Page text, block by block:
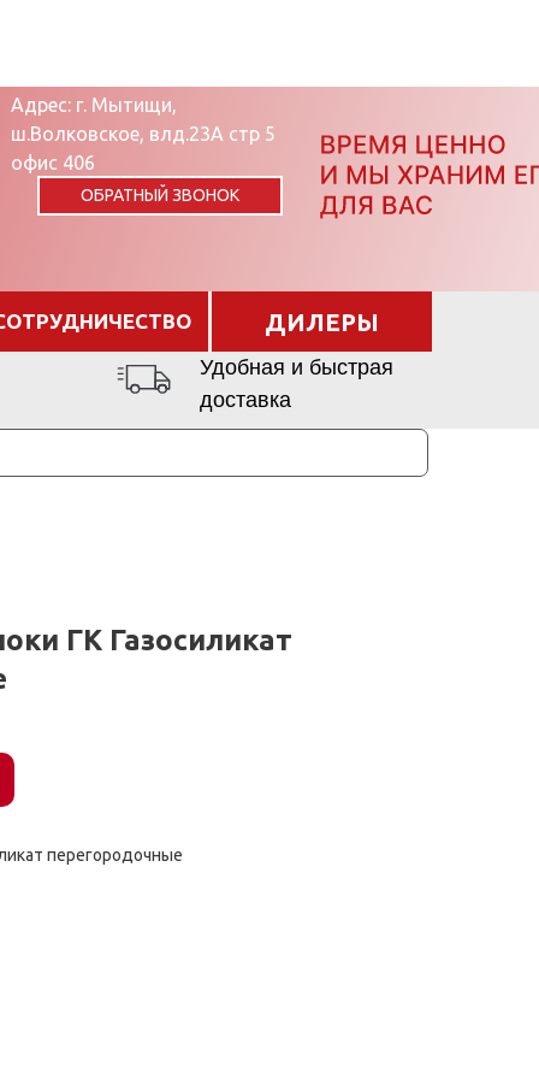
Адрес: г. Мытищи,
ш.Волковское, влд.23А стр 5
офис 406
ОБРАТНЫЙ ЗВОНОК
ДИЛЕРЫ
Удобная и быстрая
доставка
ГК Газосиликат
перегородочные